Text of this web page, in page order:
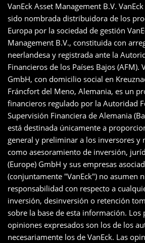
VanEck Asset Management B.V.
sido nombrada distribuidora de los
Europa por la sociedad de gestión
Management B.V., constituida con
neerlandesa y registrada ante la
Financieros de los Países Bajos (AFM).
GmbH, con domicilio social en
Fráncfort del Meno, Alemania, es un
financieros regulado por la Autoridad
Supervisión Financiera de Alemania
está destinada únicamente a
general y preliminar a los inversores y
como asesoramiento de inversión,
(Europe) GmbH y sus empresas
(conjuntamente "VanEck") no asumen
responsabilidad con respecto a
inversión, desinversión o retención
sobre la base de esta información. Los
opiniones expresados son los de los
necesariamente los de VanEck. Las